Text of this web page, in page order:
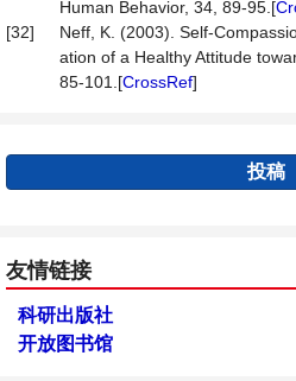
Human Behavior, 34, 89-95.[
[32]
Neff, K. (2003). Self-
ation of a Healthy Attitude
85-101.[CrossRef]
投稿
友情链接
科研出版社
开放图书馆